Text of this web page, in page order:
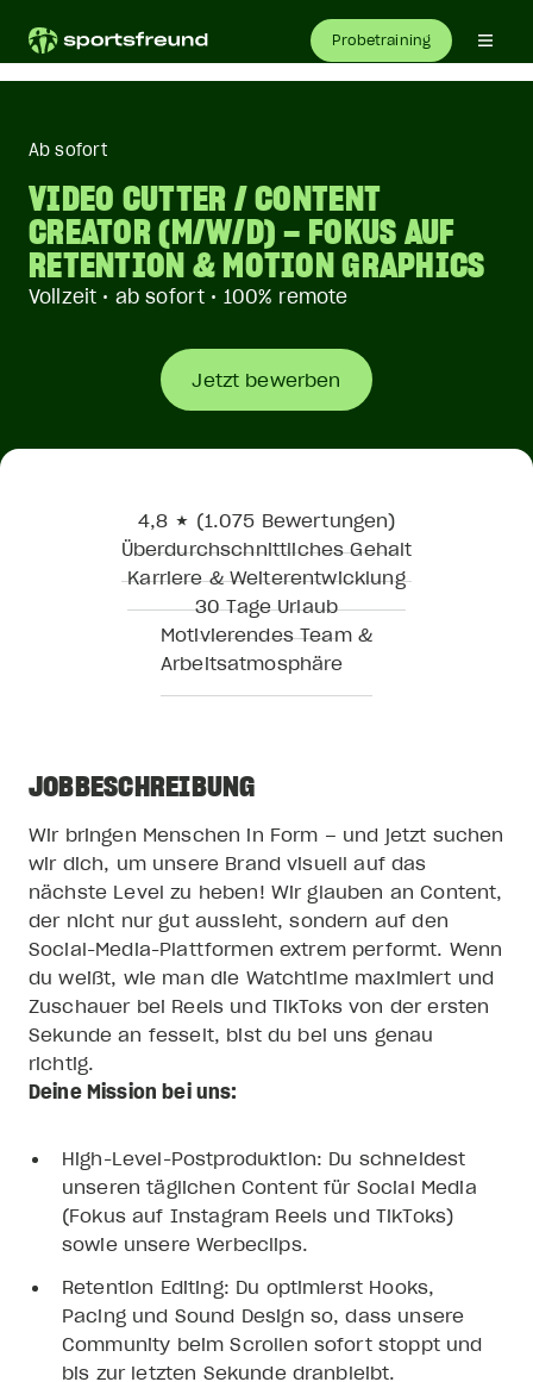
Probetraining
Ab sofort
VIDEO CUTTER / CONTENT
CREATOR (M/W/D) – FOKUS AUF
RETENTION & MOTION GRAPHICS
Vollzeit • ab sofort • 100% remote
Jetzt bewerben
4,8 ★ (1.075 Bewertungen)
Überdurchschnittliches Gehalt
Karriere & Weiterentwicklung
30 Tage Urlaub
Motivierendes Team &
Arbeitsatmosphäre
JOBBESCHREIBUNG
Wir bringen Menschen in Form – und jetzt suchen
wir dich, um unsere Brand visuell auf das
nächste Level zu heben! Wir glauben an Content,
der nicht nur gut aussieht, sondern auf den
Social-Media-Plattformen extrem performt. Wenn
du weißt, wie man die Watchtime maximiert und
Zuschauer bei Reels und TikToks von der ersten
Sekunde an fesselt, bist du bei uns genau
richtig.
Deine Mission bei uns:
High-Level-Postproduktion: Du schneidest
unseren täglichen Content für Social Media
(Fokus auf Instagram Reels und TikToks)
sowie unsere Werbeclips.
Retention Editing: Du optimierst Hooks,
Pacing und Sound Design so, dass unsere
Community beim Scrollen sofort stoppt und
bis zur letzten Sekunde dranbleibt.
SPORTSFREUND STORY
Im Jahr 2011 geben zwei Freunde, Felix und Olli,
ihre sicheren Jobs auf, um den Traum vom
eigenen Fitnessstudio zu verwirklichen. Heute